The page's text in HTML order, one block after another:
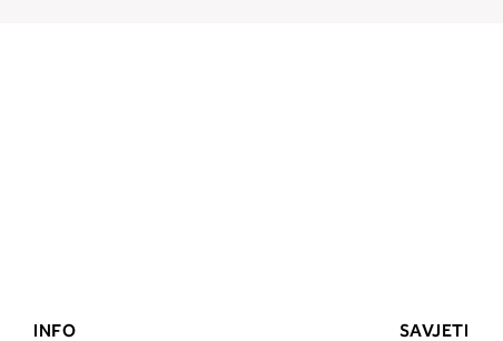
INFO SAVJETI